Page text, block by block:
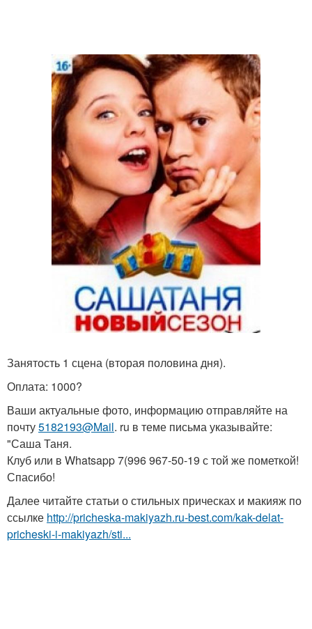
Занятость 1 сцена (вторая половина дня).
Оплата: 1000?
Ваши актуальные фото, информацию отправляйте на
почту5182193@Mail. ru в теме письма указывайте:
"Саша Таня.
Клуб или в Whatsapp 7(996 967-50-19 с той же пометкой!
Спасибо!
Далее читайте статьи о стильных прическах и макияж по
ссылке http://pricheska-makiyazh.ru-best.com/kak-delat-
pricheski-i-makiyazh/sti...